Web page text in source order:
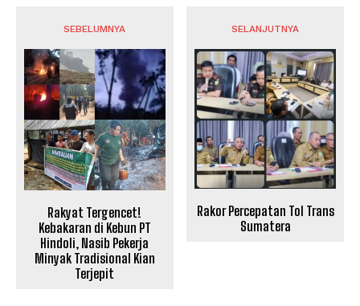
SEBELUMNYA
Rakyat Tergencet!
Kebakaran di Kebun PT
Hindoli, Nasib Pekerja
Minyak Tradisional Kian
Terjepit
SELANJUTNYA
Rakor Percepatan Tol Trans
Sumatera